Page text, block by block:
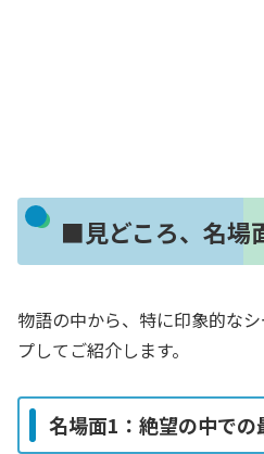
■見どころ、名場
物語の中から、特に印象的な
プしてご紹介します。
名場面1：絶望の中での